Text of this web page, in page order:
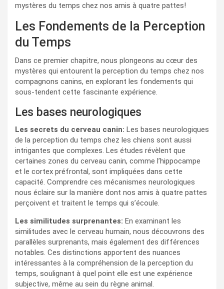
mystères du temps chez nos amis à quatre pattes!
Les Fondements de la Perception
du Temps
Dans ce premier chapitre, nous plongeons au cœur des
mystères qui entourent la perception du temps chez nos
compagnons canins, en explorant les fondements qui
sous-tendent cette fascinante expérience.
Les bases neurologiques
Les secrets du cerveau canin: Les bases neurologiques
de la perception du temps chez les chiens sont aussi
intrigantes que complexes. Les études révèlent que
certaines zones du cerveau canin, comme l’hippocampe
et le cortex préfrontal, sont impliquées dans cette
capacité. Comprendre ces mécanismes neurologiques
nous éclaire sur la manière dont nos amis à quatre pattes
perçoivent et traitent le temps qui s’écoule.
Les similitudes surprenantes: En examinant les
similitudes avec le cerveau humain, nous découvrons des
parallèles surprenants, mais également des différences
notables. Ces distinctions apportent des nuances
intéressantes à la compréhension de la perception du
temps, soulignant à quel point elle est une expérience
subjective, même au sein du règne animal.